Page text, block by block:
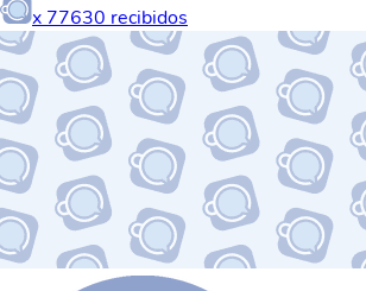
x 77630 recibidos